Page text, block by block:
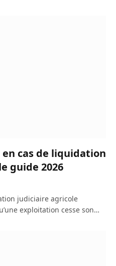
cas de liquidation
guide 2026
judiciaire agricole
exploitation cesse son…